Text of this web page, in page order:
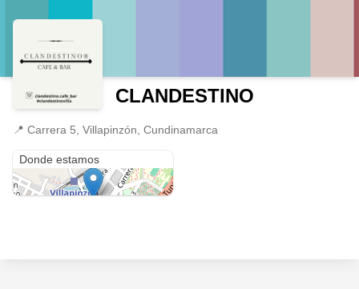
CLANDESTINO
📍 Carrera 5, Villapinzón, Cundinamarca
Donde estamos